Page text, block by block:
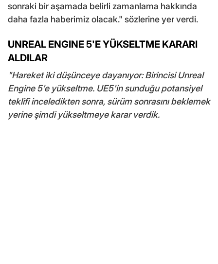
sonraki bir aşamada belirli zamanlama hakkında
daha fazla haberimiz olacak." sözlerine yer verdi.
UNREAL ENGINE 5'E YÜKSELTME KARARI
ALDILAR
"Hareket iki düşünceye dayanıyor: Birincisi Unreal
Engine 5'e yükseltme. UE5'in sunduğu potansiyel
teklifi inceledikten sonra, sürüm sonrasını beklemek
yerine şimdi yükseltmeye karar verdik.